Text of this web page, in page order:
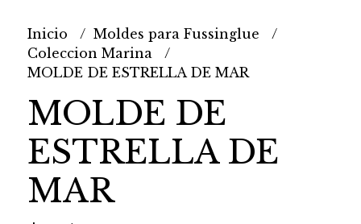
Inicio
Moldes para Fussinglue
Coleccion Marina
MOLDE DE ESTRELLA DE MAR
MOLDE DE
ESTRELLA DE
MAR